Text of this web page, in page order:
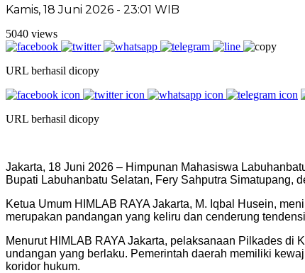
Kamis, 18 Juni 2026 - 23:01 WIB
5040 views
URL berhasil dicopy
URL berhasil dicopy
Jakarta, 18 Juni 2026 – Himpunan Mahasiswa
Bupati Labuhanbatu Selatan, Fery Sahputra Simatupang,
Ketua Umum HIMLAB RAYA Jakarta, M. Iqbal Husein,
merupakan pandangan yang keliru dan cenderung
Menurut HIMLAB RAYA Jakarta, pelaksanaan Pilkades di
undangan yang berlaku. Pemerintah daerah memiliki
koridor hukum.